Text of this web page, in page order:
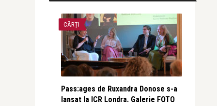
CĂRȚI
Pass:ages de Ruxandra Donose s-a
lansat la ICR Londra. Galerie FOTO